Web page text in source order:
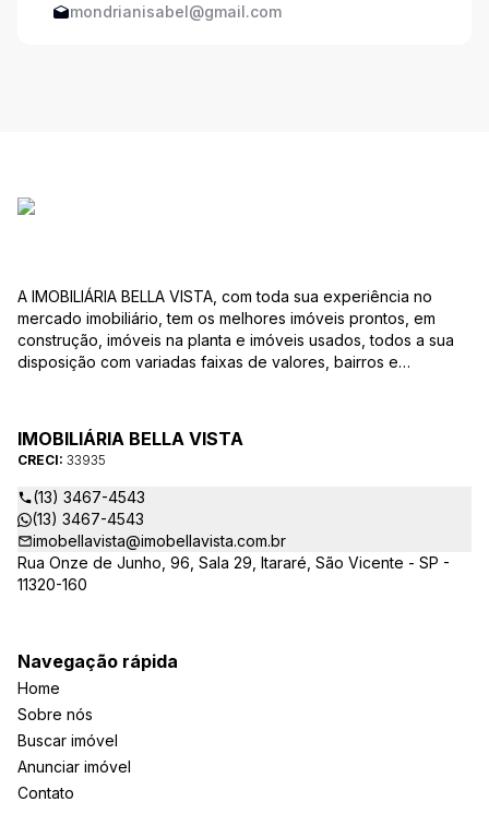
mondrianisabel@gmail.com
A IMOBILIÁRIA BELLA VISTA, com toda sua experiência no
mercado imobiliário, tem os melhores imóveis prontos, em
construção, imóveis na planta e imóveis usados, todos a sua
disposição com variadas faixas de valores, bairros e
ao CRECI-EE – estarão sempre prontos para responder-lhe
todas as suas dúvidas sobre casas, apartamentos, terrenos,
salas comerciais e outros produtos imobiliários.
IMOBILIÁRIA BELLA VISTA
CRECI: 33935
(13) 3467-4543
(13) 3467-4543
imobellavista@imobellavista.com.br
Rua Onze de Junho, 96, Sala 29, Itararé, São Vicente - SP -
11320-160
Navegação rápida
Home
Sobre nós
Buscar imóvel
Anunciar imóvel
Contato